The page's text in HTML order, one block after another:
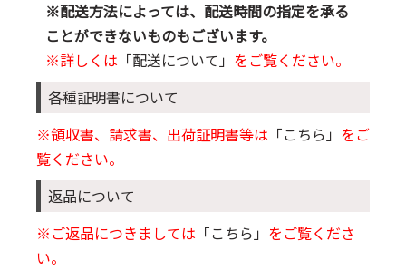
※配送方法によっては、配送時間の指定を承る
ことができないものもございます。
※詳しくは 「配送について」 をご覧ください。
各種証明書について
※領収書、請求書、出荷証明書等は 「こちら」 をご
覧ください。
返品について
※ご返品につきましては 「こちら」 をご覧くださ
い。